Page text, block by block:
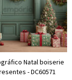
Natal boiserie
- DC60571